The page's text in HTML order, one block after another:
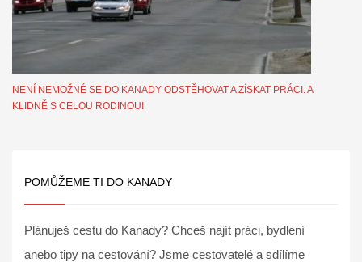
NENÍ NEMOŽNÉ SE DO KANADY ODSTĚHOVAT A ZÍSKAT PRÁCI. A
KLIDNĚ S CELOU RODINOU!
POMŮŽEME TI DO KANADY
Plánuješ cestu do Kanady? Chceš najít práci, bydlení
anebo tipy na cestování? Jsme cestovatelé a sdílíme